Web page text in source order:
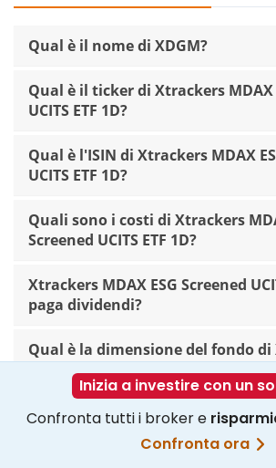
Qual è il nome di XDGM?
Qual è il ticker di Xtrackers MDAX
UCITS ETF 1D?
Qual è l'ISIN di Xtrackers MDAX
UCITS ETF 1D?
Quali sono i costi di Xtrackers
Screened UCITS ETF 1D?
Xtrackers MDAX ESG Screened
paga dividendi?
Qual è la dimensione del fondo
MDAX ESG Screened UCITS ETF 1D?